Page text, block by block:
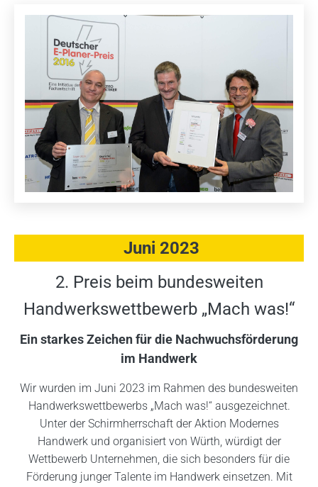
Juni 2023
2. Preis beim bundesweiten
Handwerkswettbewerb „Mach was!“
Ein starkes Zeichen für die Nachwuchsförderung
im Handwerk
Wir wurden im Juni 2023 im Rahmen des bundesweiten
Handwerkswettbewerbs „Mach was!“ ausgezeichnet.
Unter der Schirmherrschaft der Aktion Modernes
Handwerk und organisiert von Würth, würdigt der
Wettbewerb Unternehmen, die sich besonders für die
Förderung junger Talente im Handwerk einsetzen. Mit